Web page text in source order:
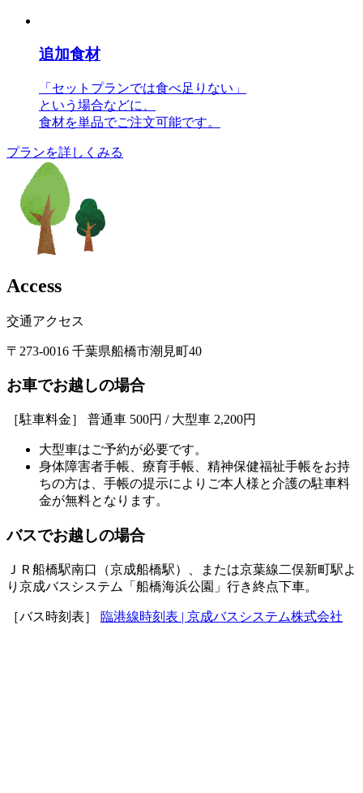
追加食材
「セットプランでは食べ足りない」
という場合などに、
食材を単品でご注文可能です。
プランを詳しくみる
Access
交通アクセス
〒273-0016 千葉県船橋市潮見町40
お車でお越しの場合
［駐車料金］ 普通車 500円 / 大型車 2,200円
大型車はご予約が必要です。
身体障害者手帳、療育手帳、精神保健福祉手帳をお持
ちの方は、手帳の提示によりご本人様と介護の駐車料
金が無料となります。
バスでお越しの場合
ＪＲ船橋駅南口（京成船橋駅）、または京葉線二俣新町駅よ
り京成バスシステム「船橋海浜公園」行き終点下車。
［バス時刻表］ 臨港線時刻表 | 京成バスシステム株式会社